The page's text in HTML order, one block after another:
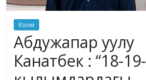
Коом
Абдужапар уулу
Канатбек : “18-19-